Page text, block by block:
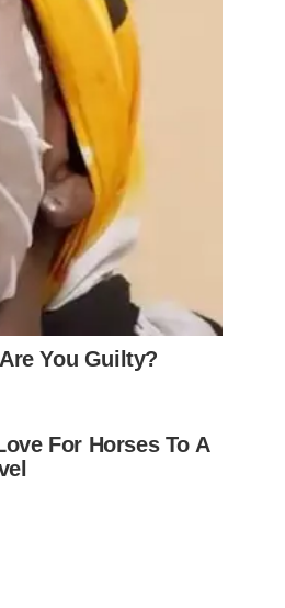
รฐานวงการความงามใน
ส่วนร่วมในความสำเร็จของ
ทอดผ่านช่วงเวลาสำคัญบนเวที
You Guilty?
For Horses To A